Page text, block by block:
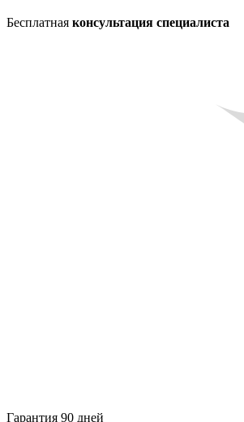
Бесплатная консультация специалиста
Гарантия 90 дней